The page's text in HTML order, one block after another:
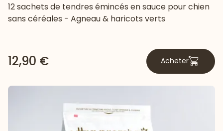
12 sachets de tendres émincés en sauce pour chien
sans céréales - Agneau & haricots verts
12,90 € Acheter